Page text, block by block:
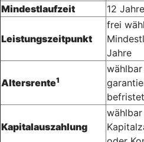
Mindestlaufzeit
12 Jahre
Leistungszeitpunkt
frei
Jahre
Altersrente1
Kapitalauszahlung